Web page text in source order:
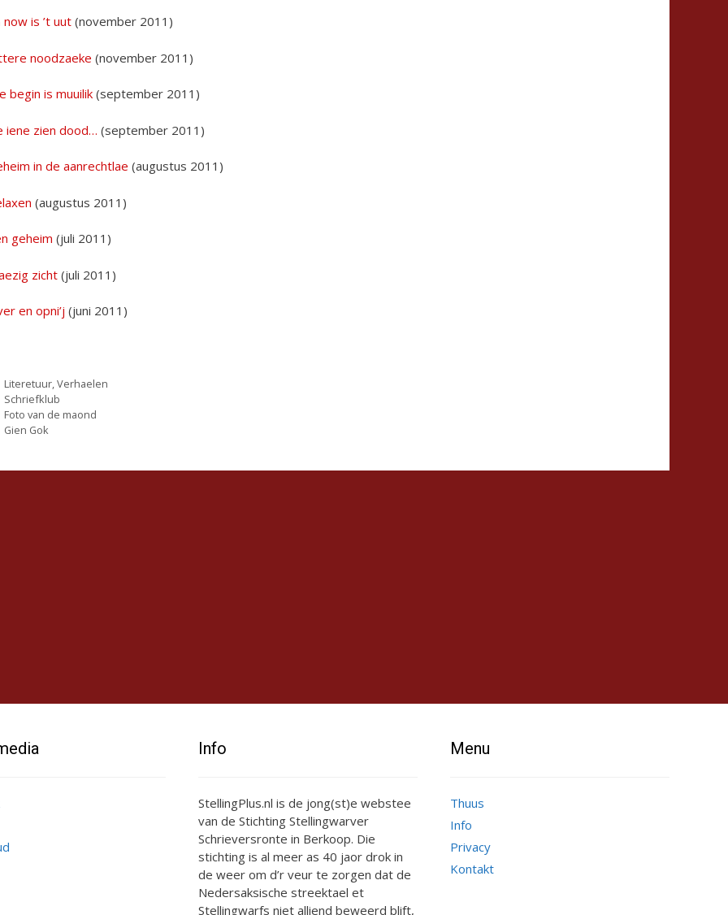
now is ’t uut (november 2011)
noodzaeke (november 2011)
begin is muuilik (september 2011)
iene zien dood… (september 2011)
in de aanrechtlae (augustus 2011)
(augustus 2011)
geheim (juli 2011)
zicht (juli 2011)
en opni’j (juni 2011)
Categorieën
Literetuur,Verhaelen
Tags
Schriefklub
Foto van de maond
Gien Gok
Info
StellingPlus.nl is de jong(st)e webstee
van de Stichting Stellingwarver
Schrieversronte in Berkoop. Die
stichting is al meer as 40 jaor drok in
de weer om d’r veur te zorgen dat de
Nedersaksische streektael et
Stellingwarfs niet alliend beweerd blift,
Menu
Thuus
Info
Privacy
Kontakt